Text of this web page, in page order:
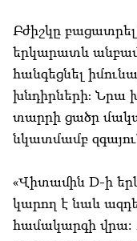
Բժիշկը
երկարատև
հանգեցնել
խնդիրների։ Նրա
տարրի ցածր
նկատմամբ
«Վիտամին D-ի
կարող է նաև
համակարգի վրա: